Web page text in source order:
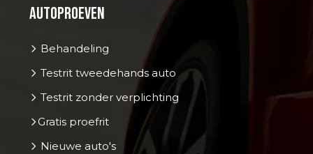
Autoproeven
Behandeling
Testrit tweedehands auto
Testrit zonder verplichting
Gratis proefrit
Nieuwe auto's